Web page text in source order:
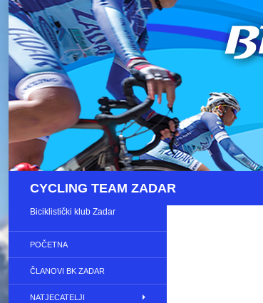
CYCLING TEAM ZADAR
Biciklistički klub Zadar
POČETNA
ČLANOVI BK ZADAR
NATJECATELJI